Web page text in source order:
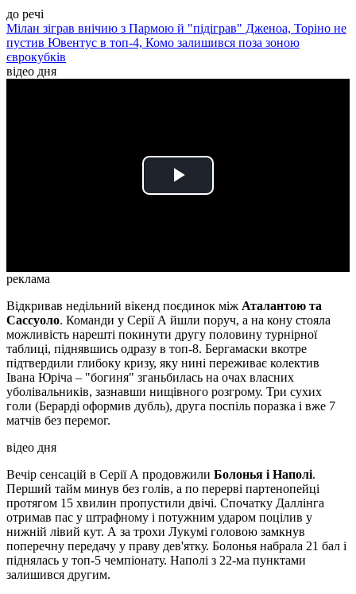
до речі
Мілан зіграв внічию з Пармою й "підіграв" Дженоа, Торіно не
пустив Ювентус в топ-4, Комо залишився поза зоною
єврокубків
відео дня
Play
реклама
Відкривав недільний вікенд поєдинок між Аталантою та
Сассуоло. Команди у Серії А йшли поруч, а на кону стояла
можливість нарешті покинути другу половину турнірної
таблиці, піднявшись одразу в топ-8. Бергамаски вкотре
підтвердили глибоку кризу, яку нині переживає колектив
Івана Юріча – "богиня" зганьбилась на очах власних
уболівальників, зазнавши нищівного розгрому. Три сухих
голи (Берарді оформив дубль), друга поспіль поразка і вже 7
матчів без перемог.
відео дня
Вечір сенсацій в Серії А продовжили Болонья і Наполі.
Перший тайм минув без голів, а по перерві партенопейці
протягом 15 хвилин пропустили двічі. Спочатку Даллінга
отримав пас у штрафному і потужним ударом поцілив у
нижній лівий кут. А за трохи Лукумі головою замкнув
поперечну передачу у праву дев'ятку. Болонья набрала 21 бал і
піднялась у топ-5 чемпіонату. Наполі з 22-ма пунктами
залишився другим.